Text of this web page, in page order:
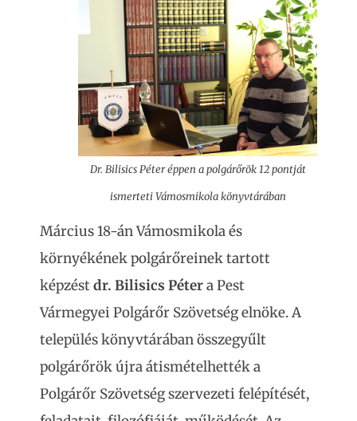
Dr. Bilisics Péter éppen a polgárőrök 12 pontját
ismerteti Vámosmikola könyvtárában
Március 18-án Vámosmikola és
környékének polgárőreinek tartott
képzéstdr. Bilisics Pétera Pest
Vármegyei Polgárőr Szövetség elnöke. A
település könyvtárában összegyűlt
polgárőrök újra átismételhették a
Polgárőr Szövetség szervezeti felépítését,